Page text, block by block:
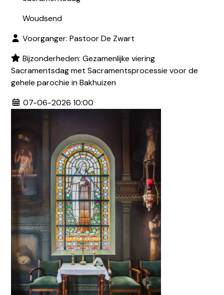
locatiewoudsend@dechristoffel.nl
Woudsend
Voorganger: Pastoor De Zwart
Bijzonderheden: Gezamenlijke viering
Sacramentsdag met Sacramentsprocessie voor de
gehele parochie in Bakhuizen
07-06-2026 10:00